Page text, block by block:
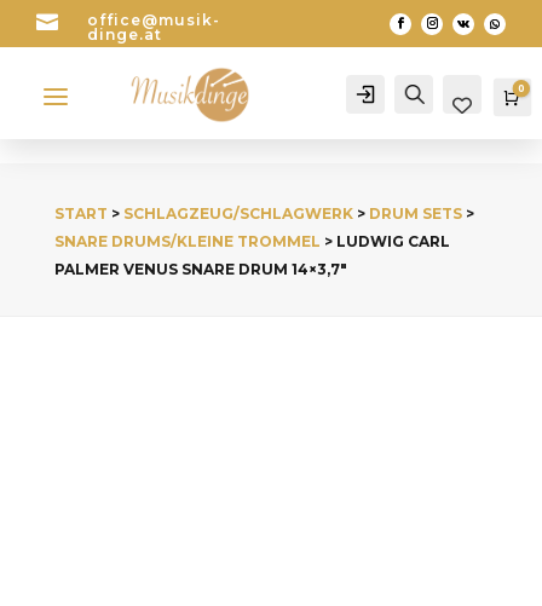

office@musik-
dinge.at
a Account Search 0
START > SCHLAGZEUG/SCHLAGWERK> DRUM SETS>
SNARE DRUMS/KLEINE TROMMEL > LUDWIG CARL
PALMER VENUS SNARE DRUM 14×3,7″